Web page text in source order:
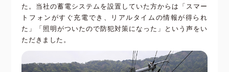
た。当社の蓄電システムを設置していた方からは「スマー
トフォンがすぐ充電でき、リアルタイムの情報が得られ
た」「照明がついたので防犯対策になった」という声をい
ただきました。